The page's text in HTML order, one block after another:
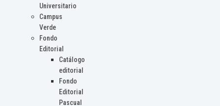
Universitario
Campus
Verde
Fondo
Editorial
Catálogo
editorial
Fondo
Editorial
Pascual